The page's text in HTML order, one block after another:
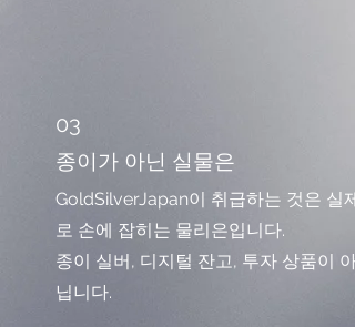
03
종이가 아닌 실물은
GoldSilverJapan이 취급하는 것은 실제
로 손에 잡히는 물리은입니다.
종이 실버, 디지털 잔고, 투자 상품이 아
닙니다.